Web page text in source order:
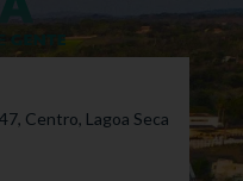
Centro, Lagoa Seca